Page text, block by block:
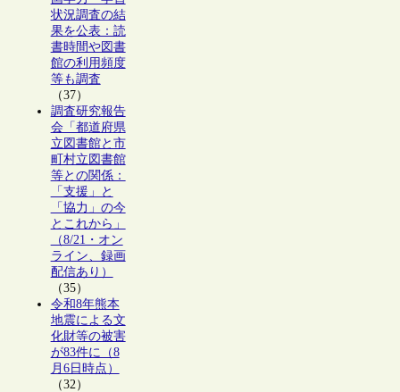
状況調査の結
果を公表：読
書時間や図書
館の利用頻度
等も調査
（37）
調査研究報告
会「都道府県
立図書館と市
町村立図書館
等との関係：
「支援」と
「協力」の今
とこれから」
（8/21・オン
ライン、録画
配信あり）
（35）
令和8年熊本
地震による文
化財等の被害
が83件に（8
月6日時点）
（32）